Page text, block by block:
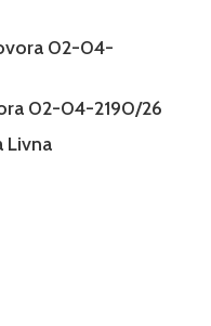
02-04-
02-04-2190/26
Livna